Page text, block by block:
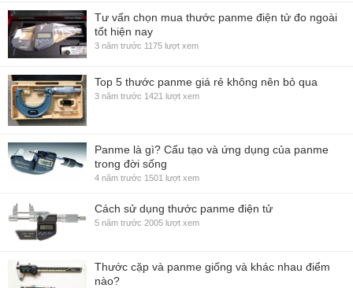
Tư vấn chọn mua thước panme điện tử đo ngoài
tốt hiện nay
3 năm trước 1175 lượt xem
Top 5 thước panme giá rẻ không nên bỏ qua
3 năm trước 1421 lượt xem
Panme là gì? Cấu tạo và ứng dụng của panme
trong đời sống
4 năm trước 1501 lượt xem
Cách sử dụng thước panme điện tử
5 năm trước 2005 lượt xem
Thước cặp và panme giống và khác nhau điểm
nào?